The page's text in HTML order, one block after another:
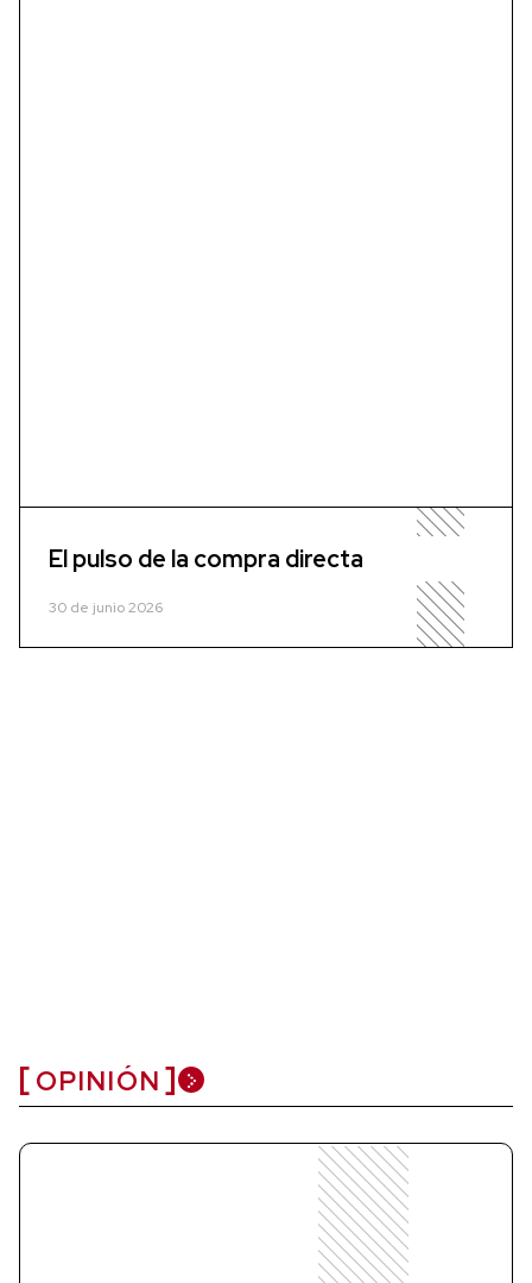
El pulso de la compra directa
30 de junio 2026
OPINIÓN